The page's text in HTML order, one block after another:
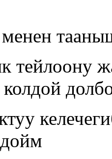
тейлоону